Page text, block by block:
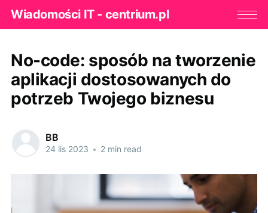
Wiadomości IT - centrium.pl
No-code: sposób na tworzenie
aplikacji dostosowanych do
potrzeb Twojego biznesu
BB
24 lis 2023 • 2 min read